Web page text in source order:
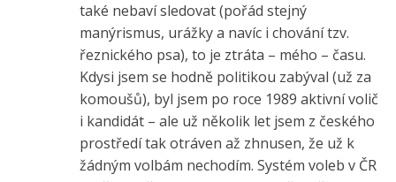
také nebaví sledovat (pořád stejný
manýrismus, urážky a navíc i chování tzv.
řeznického psa), to je ztráta – mého – času.
Kdysi jsem se hodně politikou zabýval (už za
komoušů), byl jsem po roce 1989 aktivní volič
i kandidát – ale už několik let jsem z českého
prostředí tak otráven až zhnusen, že už k
žádným volbám nechodím. Systém voleb v ČR